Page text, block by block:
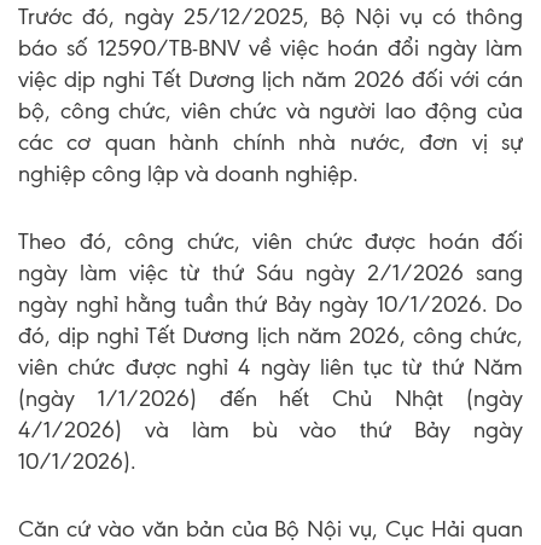
Trước đó, ngày 25/12/2025, Bộ Nội vụ có thông
báo số 12590/TB-BNV về việc hoán đổi ngày làm
việc dịp nghi Tết Dương lịch năm 2026 đối với cán
bộ, công chức, viên chức và người lao động của
các cơ quan hành chính nhà nước, đơn vị sự
nghiệp công lập và doanh nghiệp.
Theo đó, công chức, viên chức được hoán đối
ngày làm việc từ thứ Sáu ngày 2/1/2026 sang
ngày nghỉ hằng tuần thứ Bảy ngày 10/1/2026. Do
đó, dịp nghỉ Tết Dương lịch năm 2026, công chức,
viên chức được nghỉ 4 ngày liên tục từ thứ Năm
(ngày 1/1/2026) đến hết Chủ Nhật (ngày
4/1/2026) và làm bù vào thứ Bảy ngày
10/1/2026).
Căn cứ vào văn bản của Bộ Nội vụ, Cục Hải quan